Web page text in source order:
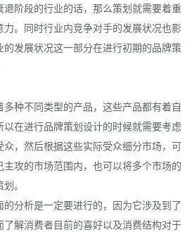
阶段的行业的话，那么策划就需要着重
。同时行业内竞争对手的发展状况也影
发展状况这一部分在进行初期的品牌策
种不同类型的产品，这些产品都有着自
在进行品牌策划设计的时候就需要考虑
，然后根据这些实际受众细分市场，可
攻的市场范围内，也可以将多个市场的
。
分析是一定要进行的，因为它涉及到了
解消费者目前的喜好以及消费结构对于